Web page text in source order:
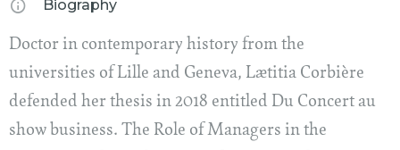
Biography
Doctor in contemporary history from the
universities of Lille and Geneva, Lætitia Corbière
defended her thesis in 2018 entitled Du Concert au
show business. The Role of Managers in the